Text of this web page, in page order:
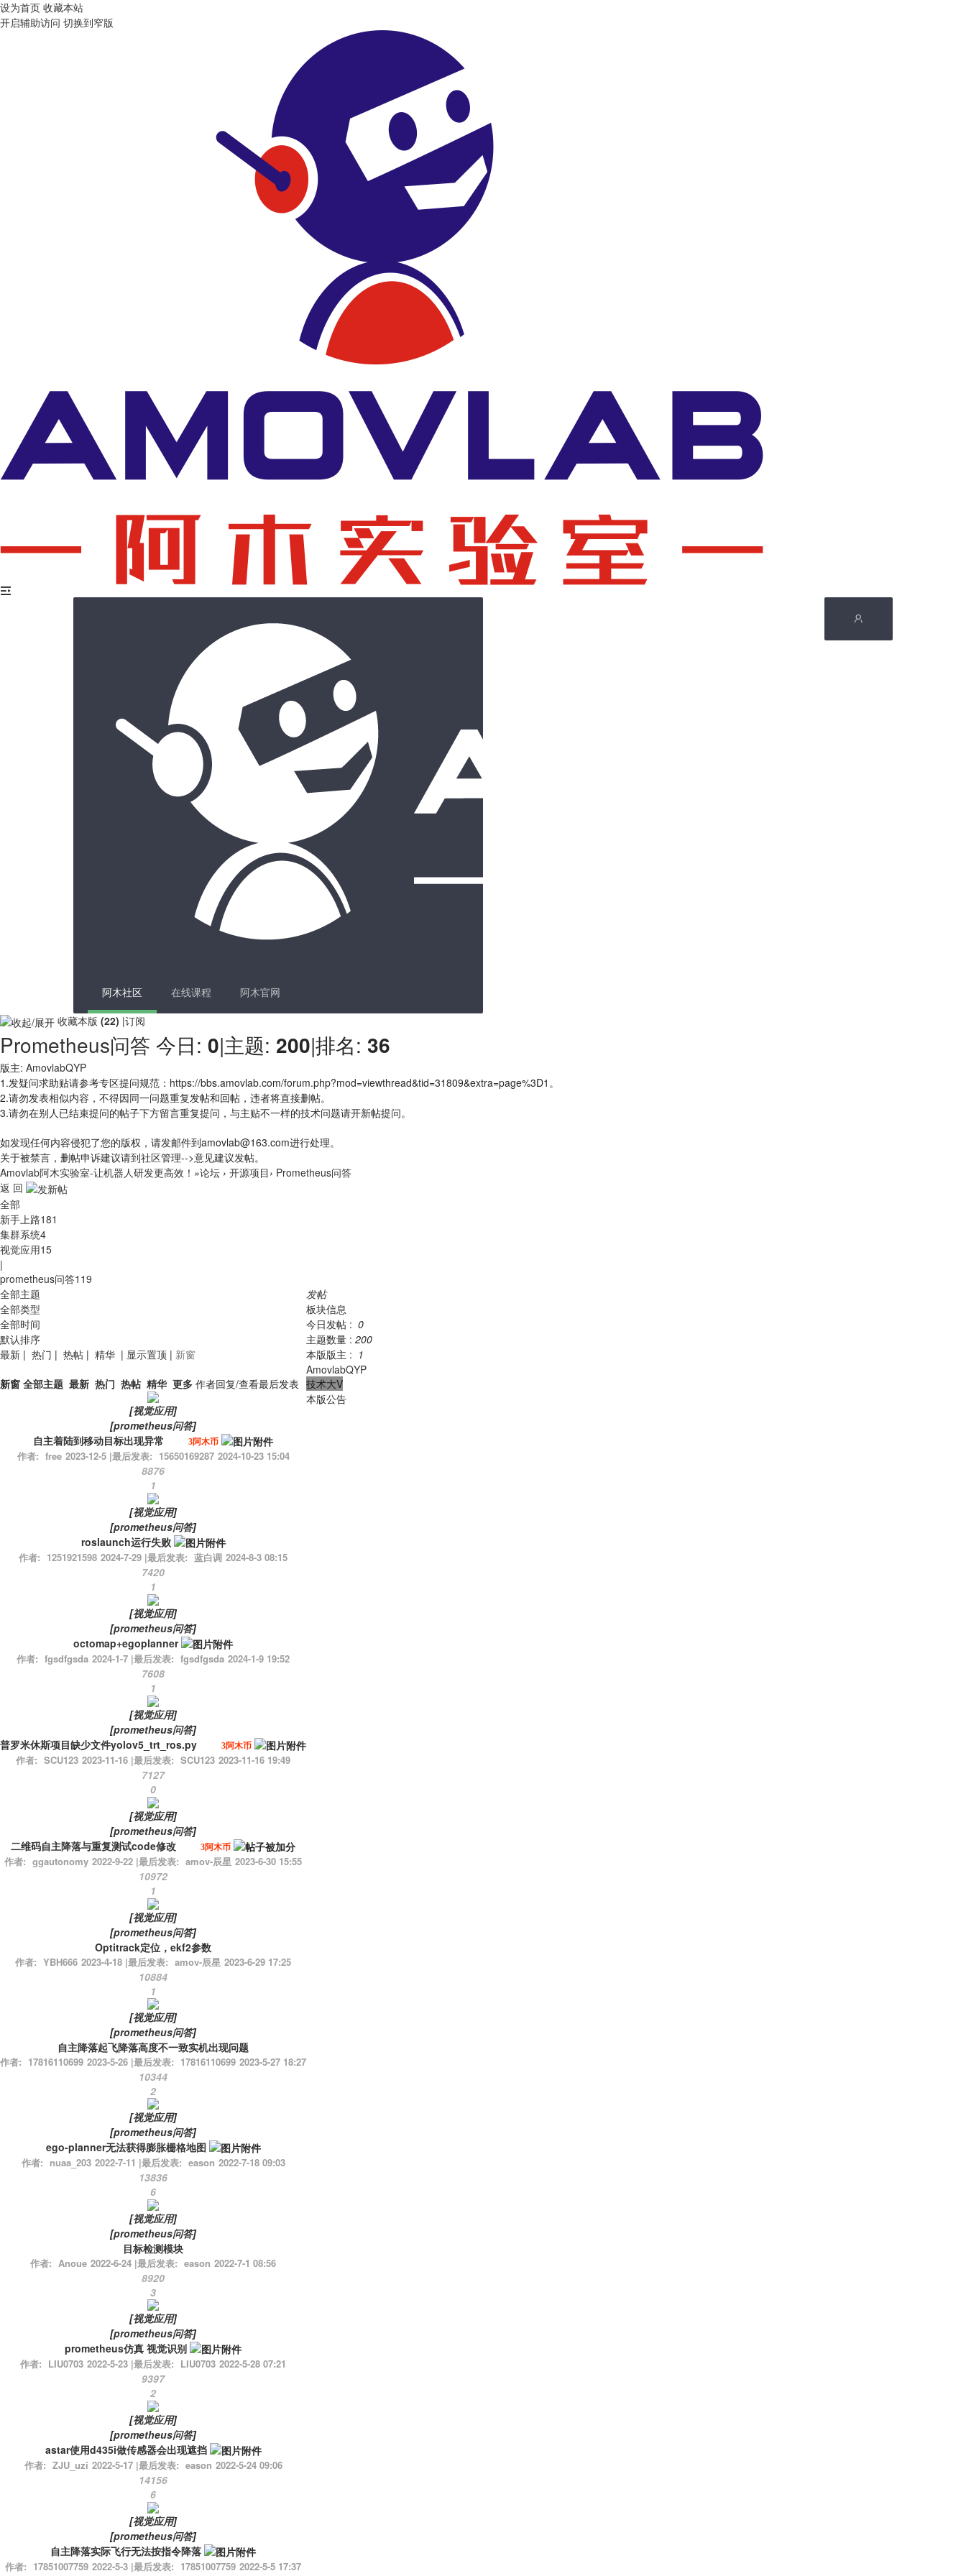
设为首页 收藏本站
开启辅助访问 切换到窄版
阿木社区 在线课程
阿木官网
收藏本版 (22) |订阅
Prometheus问答 今日: 0|主题: 200|排名: 36
版主: AmovlabQYP
1.发疑问求助贴请参考专区提问规范：https://bbs.amovlab.com/forum.php?mod=viewthread&tid=31809&extra=page%3D1。
2.请勿发表相似内容，不得因同一问题重复发帖和回帖，违者将直接删帖。
3.请勿在别人已结束提问的帖子下方留言重复提问，与主贴不一样的技术问题请开新帖提问。
如发现任何内容侵犯了您的版权，请发邮件到amovlab@163.com进行处理。
关于被禁言，删帖申诉建议请到社区管理-->意见建议发帖。
Amovlab阿木实验室-让机器人研发更高效！ »论坛 › 开源项目› Prometheus问答
返 回
全部
新手上路181
集群系统4
视觉应用15
|
prometheus问答119
全部主题
全部类型
全部时间
默认排序
最新 | 热门 | 热帖 | 精华 | 显示置顶 | 新窗
新窗 全部主题 最新 热门 热帖 精华 更多 作者回复/查看最后发表
[视觉应用]
[prometheus问答]
自主着陆到移动目标出现异常
3阿木币
作者: free 2023-12-5 |最后发表: 15650169287 2024-10-23 15:04
8876
1
[视觉应用]
[prometheus问答]
roslaunch运行失败
作者: 1251921598 2024-7-29 |最后发表: 蓝白调 2024-8-3 08:15
7420
1
[视觉应用]
[prometheus问答]
octomap+egoplanner
作者: fgsdfgsda 2024-1-7 |最后发表: fgsdfgsda 2024-1-9 19:52
7608
1
[视觉应用]
[prometheus问答]
普罗米休斯项目缺少文件yolov5_trt_ros.py
3阿木币
作者: SCU123 2023-11-16 |最后发表: SCU123 2023-11-16 19:49
7127
0
[视觉应用]
[prometheus问答]
二维码自主降落与重复测试code修改
3阿木币
作者: ggautonomy 2022-9-22 |最后发表: amov-辰星 2023-6-30 15:55
10972
1
[视觉应用]
[prometheus问答]
Optitrack定位，ekf2参数
作者: YBH666 2023-4-18 |最后发表: amov-辰星 2023-6-29 17:25
10884
1
[视觉应用]
[prometheus问答]
自主降落起飞降落高度不一致实机出现问题
作者: 17816110699 2023-5-26 |最后发表: 17816110699 2023-5-27 18:27
10344
2
[视觉应用]
[prometheus问答]
ego-planner无法获得膨胀栅格地图
作者: nuaa_203 2022-7-11 |最后发表: eason 2022-7-18 09:03
13836
6
[视觉应用]
[prometheus问答]
目标检测模块
作者: Anoue 2022-6-24 |最后发表: eason 2022-7-1 08:56
8920
3
[视觉应用]
[prometheus问答]
prometheus仿真 视觉识别
作者: LIU0703 2022-5-23 |最后发表: LIU0703 2022-5-28 07:21
9397
2
[视觉应用]
[prometheus问答]
astar使用d435i做传感器会出现遮挡
作者: ZJU_uzi 2022-5-17 |最后发表: eason 2022-5-24 09:06
14156
6
[视觉应用]
[prometheus问答]
自主降落实际飞行无法按指令降落
作者: 17851007759 2022-5-3 |最后发表: 17851007759 2022-5-5 17:37
发帖
板块信息
今日发帖 : 0
主题数量 : 200
本版版主 : 1
AmovlabQYP
技术大V
本版公告